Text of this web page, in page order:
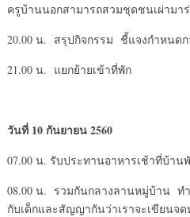
ครูบ้านนอกสามารถสวมชุดชนเผ่ามา
20.00 น. สรุปกิจกรรม ชี้แจงกำหนด
21.00 น. แยกย้ายเข้าที่พัก
วันที่ 10 กันยายน 2560
07.00 น. รับประทานอาหารเช้าที่บ้าน
08.00 น. รวมกันกลางลานหมู่บ้าน ท
กับเด็กและสัญญากันว่าเราจะเขียนจ